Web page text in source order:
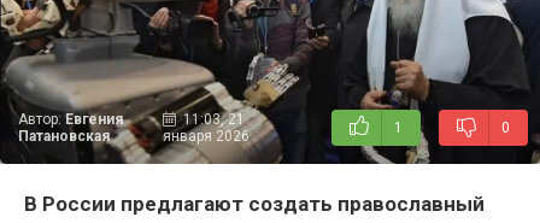
Автор:Евгения
Патановская
11:03, 21
января 2026
1 0
В России предлагают создать православный